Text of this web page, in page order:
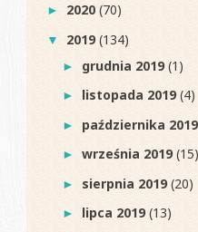
► 2020(70)
▼ 2019(134)
► grudnia 2019(1)
► listopada 2019(4)
► października
►września 2019(15)
► sierpnia 2019(20)
► lipca 2019(13)